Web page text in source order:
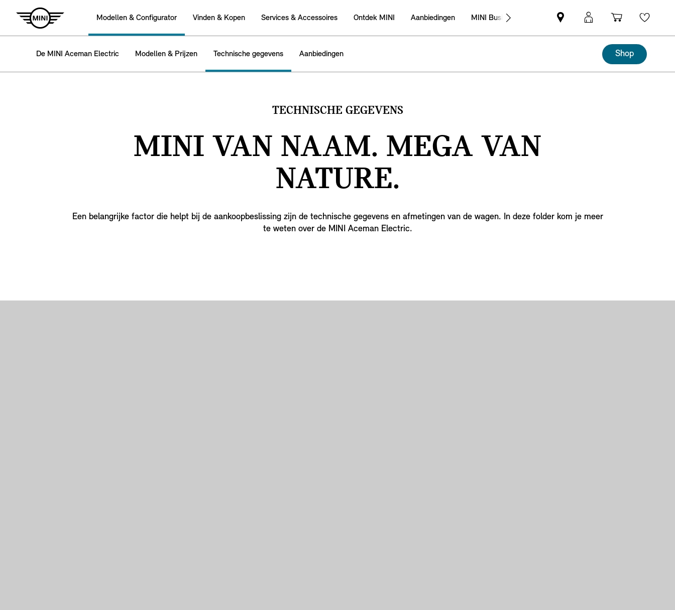
Modellen & Configurator Vinden & Kopen Services & Accessoires Ontdek MINI Aanbiedingen MINI Business
MINI
partner
MyMini-
login
De MINI Aceman Electric Modellen & Prijzen Technische gegevens Aanbiedingen Shop
TECHNISCHE GEGEVENS
MINI VAN NAAM. MEGA VAN
NATURE.
Een belangrijke factor die helpt bij de aankoopbeslissing zijn de technische gegevens en afmetingen van de wagen. In deze folder kom je meer
te weten over de MINI Aceman Electric.